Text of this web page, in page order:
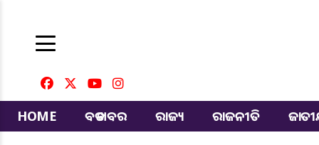
HOME
ବଡ ଖବର ରାଜ୍ୟ ରାଜନୀତି